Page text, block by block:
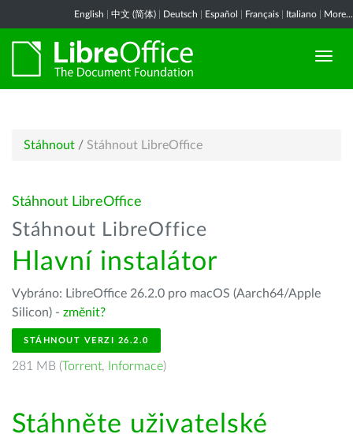
English 中文 (简体) Deutsch Español Français Italiano More...
Stáhnout / Stáhnout LibreOffice
Stáhnout LibreOffice
Stáhnout LibreOffice
Hlavní instalátor
Vybráno: LibreOffice 26.2.0 pro macOS (Aarch64/Apple
Silicon) - změnit?
STÁHNOUT VERZI 26.2.0
281 MB (Torrent, Informace)
Stáhněte uživatelské